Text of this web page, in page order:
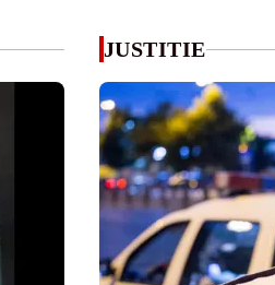
JUSTITIE